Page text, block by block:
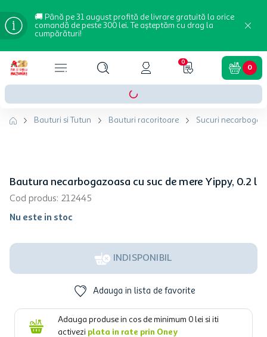
🚚 Până pe 31 august profită de livrare gratuită la orice
comandă de peste 300 lei. Te așteptăm cu drag la
cumpărături!
0
0
Bauturi si Tutun Bauturi racoritoare Sucuri
Bautura necarbogazoasa cu suc de mere Yippy, 0.2 l
Cod produs: 212445
Nu este in stoc
INDISPONIBIL
Adauga in lista de favorite
Adauga produse in cos de minimum 0 lei si iti
activezi plata in rate prin Oney